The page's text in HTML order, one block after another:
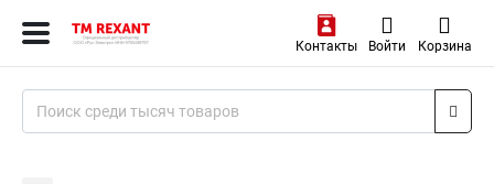
Контакты Войти Корзина